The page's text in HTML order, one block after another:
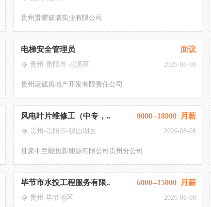
贵州贵耀玻璃实业有限公司
电梯安全管理员 面议
贵州-贵阳市-花溪区 2026-08-08
贵州运诚房地产开发有限责任公司
风电叶片维修工（中专，.. 9000--18000 月薪
贵州-贵阳市-观山湖区 2026-08-08
甘肃中兰能投新能源有限公司贵州分公司
毕节市水投工程服务有限.. 6000--15000 月薪
贵州-毕节地区 2026-08-08